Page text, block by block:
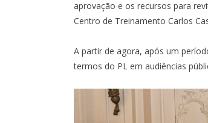
aprovação e os recursos para
Centro de Treinamento Carlos
A partir de agora, após um
termos do PL em audiências
OITAVAS DE FINAL -
MARACANÃ